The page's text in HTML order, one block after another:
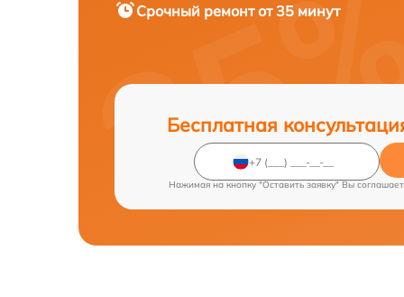
Срочный ремонт от 35 минут
Бесплатная
Нажимая на кнопку "Оставить заявку" Вы